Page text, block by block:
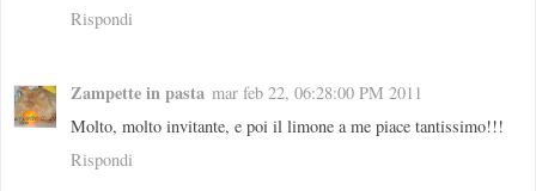
Rispondi
Zampette in pasta mar feb 22, 06:28:00 PM 2011
Molto, molto invitante, e poi il limone a me piace tantissimo!!!
Rispondi